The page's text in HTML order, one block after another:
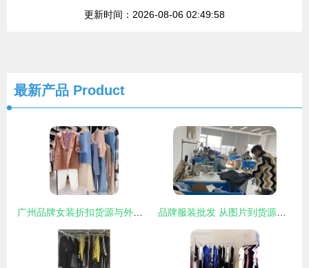
更新时间：2026-08-06 02:49:58
最新产品 Product